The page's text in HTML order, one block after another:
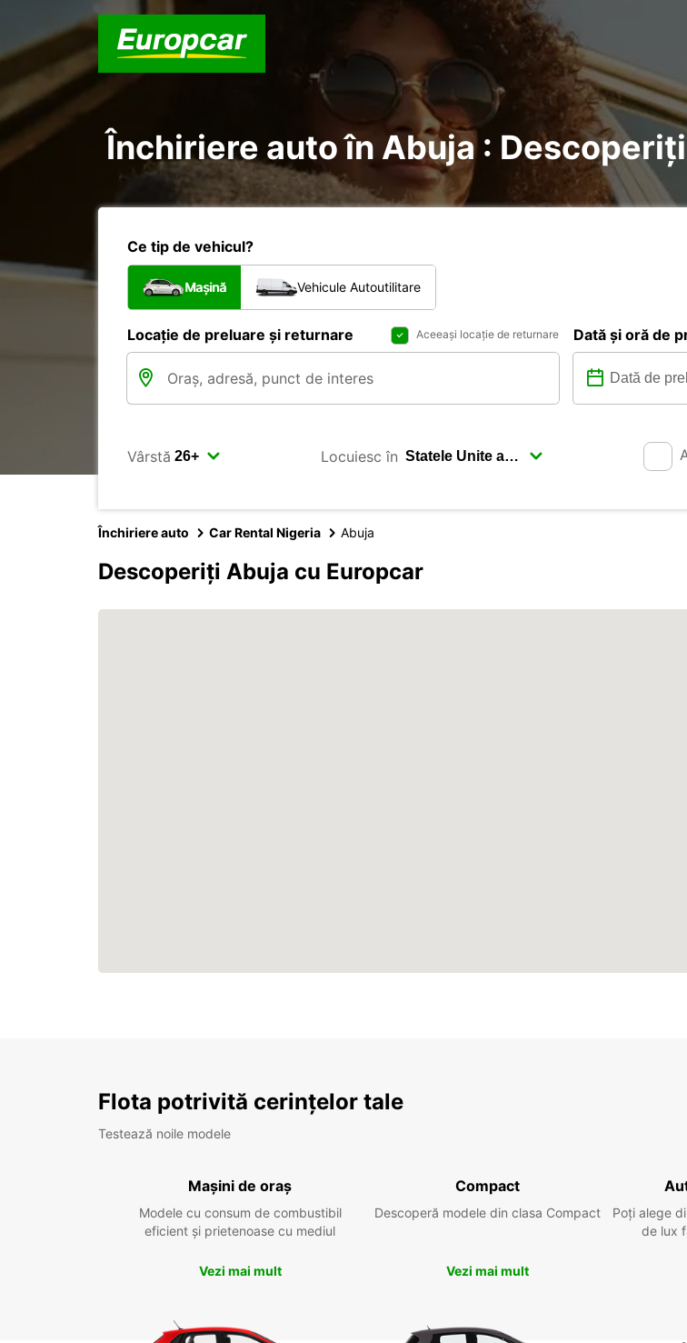
Închiriere auto în Abuja :
Ce tip de vehicul?
Mașină Vehicule Autoutilitare
Locație de preluare și returnare Aceeași locație de returnare Dată și oră de
Vârstă Locuiesc în
Închiriere auto Car Rental Nigeria Abuja
Descoperiți Abuja cu Europcar
Flota potrivită cerințelor tale
Testează noile modele
Mașini de oraș
Modele cu consum de combustibil
eficient și prietenoase cu mediul
Vezi mai mult
Compact
Descoperă modele din clasa Compact
Vezi mai mult
Poți alege
de lux